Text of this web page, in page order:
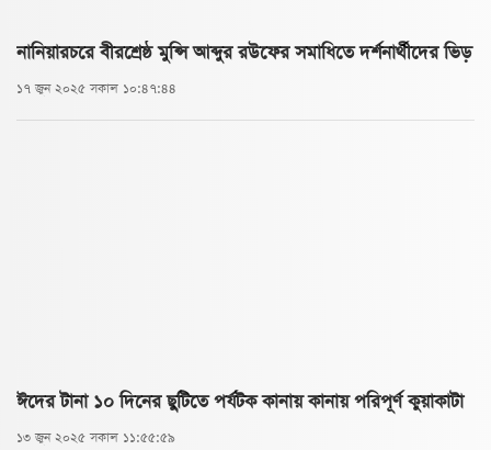
নানিয়ারচরে বীরশ্রেষ্ঠ মুন্সি আব্দুর রউফের সমাধিতে দর্শনার্থীদের ভিড়
১৭ জুন ২০২৫ সকাল ১০:৪৭:৪৪
ঈদের টানা ১০ দিনের ছুটিতে পর্যটক কানায় কানায় পরিপূর্ণ কুয়াকাটা
১৩ জুন ২০২৫ সকাল ১১:৫৫:৫৯